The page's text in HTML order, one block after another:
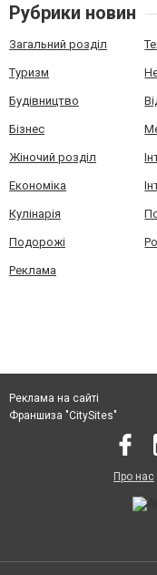
Рубрики новин
Загальний розділ
Туризм
Будівництво
Бізнес
Жіночий розділ
Економіка
Кулінарія
Подорожі
Реклама
Реклама на сайті
Франшиза "CitySites"
Про нас